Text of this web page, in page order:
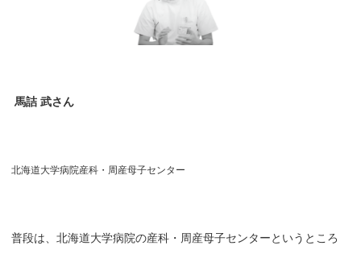
馬詰 武さん
北海道大学病院産科・周産母子センター
普段は、北海道大学病院の産科・周産母子センターというところ